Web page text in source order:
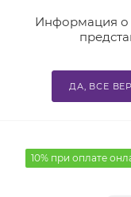
Информация о
ДА, ВСЕ
Главная — Каталог
TS-100
10% при оплате